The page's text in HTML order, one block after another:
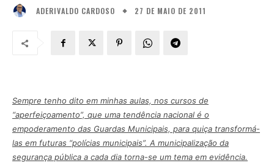
ADERIVALDO CARDOSO 27 DE MAIO DE 2011
Sempre tenho dito em minhas aulas, nos cursos de
“aperfeiçoamento”, que uma tendência nacional é o
empoderamento das Guardas Municipais, para quiça transformá-
las em futuras “polícias municipais”. A municipalização da
segurança pública a cada dia torna-se um tema em evidência.